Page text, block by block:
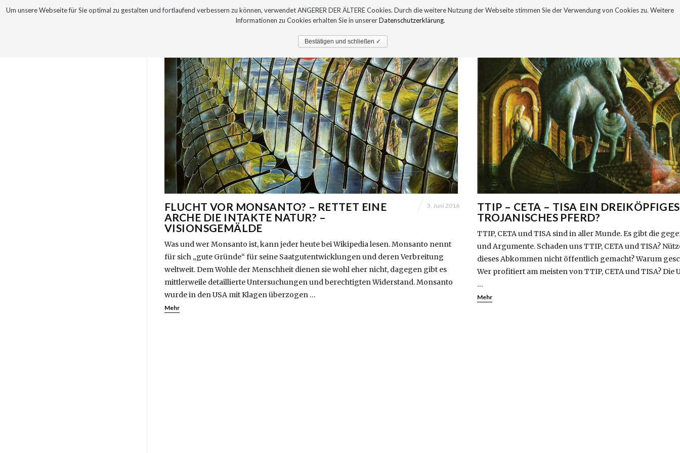
FLUCHT VOR MONSANTO? – RETTET EINE
ARCHE DIE INTAKTE NATUR? –
VISIONSGEMÄLDE
3. Juni 2016
Was und wer Monsanto ist, kann jeder heute bei Wikipedia lesen. Monsanto nennt
für sich „gute Gründe“ für seine Saatgutentwicklungen und deren Verbreitung
weltweit. Dem Wohle der Menschheit dienen sie wohl eher nicht, dagegen gibt es
mittlerweile detaillierte Untersuchungen und berechtigten Widerstand. Monsanto
wurde in den USA mit Klagen überzogen …
Mehr
TTIP – CETA – TISA EIN DREIKÖPFIGES
TROJANISCHES PFERD?
TTIP, CETA und TISA sind in aller Munde. Es gibt die
und Argumente. Schaden uns TTIP, CETA und TISA?
dieses Abkommen nicht öffentlich gemacht? Warum
Wer profitiert am meisten von TTIP, CETA und TISA? Die
…
Mehr
Um unsere Webseite für Sie optimal zu gestalten und fortlaufend verbessern zu können, verwendet ANGERER DER ÄLTERE Cookies. Durch die weitere Nutzung der Webseite stimmen Sie der Verwendung von Cookies zu. Weitere
Informationen zu Cookies erhalten Sie in unsererDatenschutzerklärung.
Bestätigen und schließen ✓